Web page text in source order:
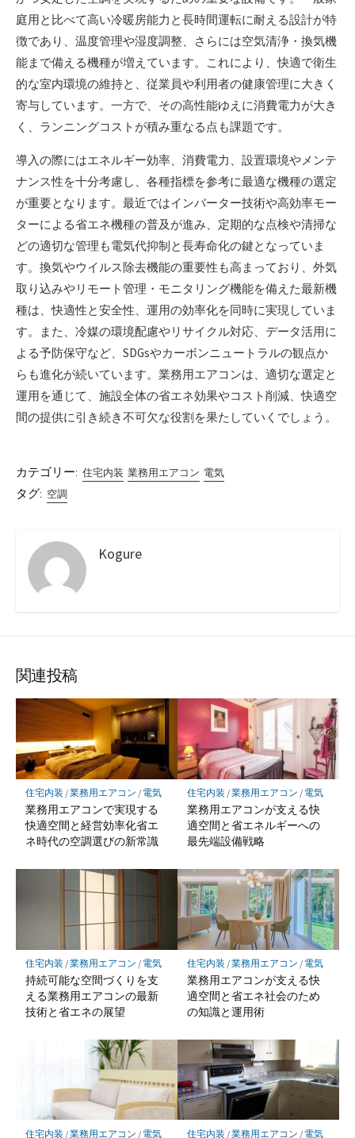
庭用と比べて高い冷暖房能力と長時間運転に耐える設計が特
徴であり、温度管理や湿度調整、さらには空気清浄・換気機
能まで備える機種が増えています。これにより、快適で衛生
的な室内環境の維持と、従業員や利用者の健康管理に大きく
寄与しています。一方で、その高性能ゆえに消費電力が大き
く、ランニングコストが積み重なる点も課題です。
導入の際にはエネルギー効率、消費電力、設置環境やメンテ
ナンス性を十分考慮し、各種指標を参考に最適な機種の選定
が重要となります。最近ではインバーター技術や高効率モー
ターによる省エネ機種の普及が進み、定期的な点検や清掃な
どの適切な管理も電気代抑制と長寿命化の鍵となっていま
す。換気やウイルス除去機能の重要性も高まっており、外気
取り込みやリモート管理・モニタリング機能を備えた最新機
種は、快適性と安全性、運用の効率化を同時に実現していま
す。また、冷媒の環境配慮やリサイクル対応、データ活用に
よる予防保守など、SDGsやカーボンニュートラルの観点か
らも進化が続いています。業務用エアコンは、適切な選定と
運用を通じて、施設全体の省エネ効果やコスト削減、快適空
間の提供に引き続き不可欠な役割を果たしていくでしょう。
カテゴリー: 住宅内装 業務用エアコン 電気
タグ: 空調
Kogure
関連投稿
住宅内装 /業務用エアコン / 電気
業務用エアコンで実現する
快適空間と経営効率化省エ
ネ時代の空調選びの新常識
住宅内装 /業務用エアコン / 電気
業務用エアコンが支える快
適空間と省エネルギーへの
最先端設備戦略
住宅内装 /業務用エアコン / 電気
持続可能な空間づくりを支
える業務用エアコンの最新
技術と省エネの展望
住宅内装 /業務用エアコン / 電気
業務用エアコンが支える快
適空間と省エネ社会のため
の知識と運用術
住宅内装 /業務用エアコン / 電気 住宅内装 /業務用エアコン / 電気